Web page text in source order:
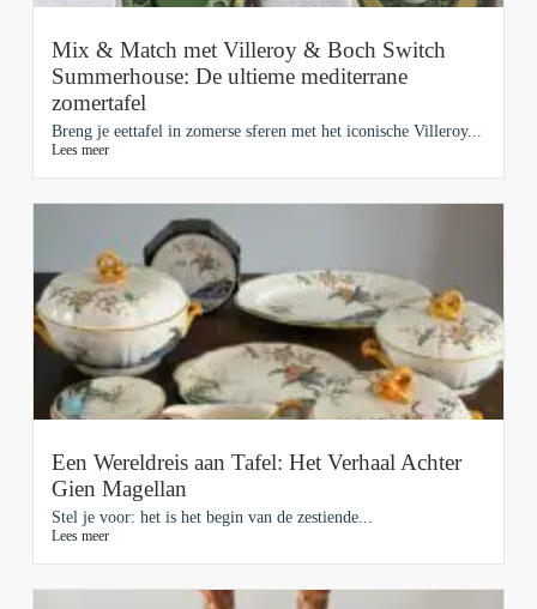
Mix & Match met Villeroy & Boch Switch
Summerhouse: De ultieme mediterrane
zomertafel
Breng je eettafel in zomerse sferen met het iconische Villeroy...
Lees meer
Een Wereldreis aan Tafel: Het Verhaal Achter
Gien Magellan
Stel je voor: het is het begin van de zestiende...
Lees meer